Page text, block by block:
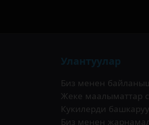
Улантуулар
Биз менен
Жеке маалыматтар
Кукилерди башкаруу
Биз менен